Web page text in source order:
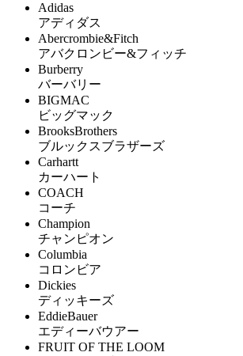
Adidas
アディダス
Abercrombie&Fitch
アバクロンビー&フィッチ
Burberry
バーバリー
BIGMAC
ビッグマック
BrooksBrothers
ブルックスブラザーズ
Carhartt
カーハート
COACH
コーチ
Champion
チャンピオン
Columbia
コロンビア
Dickies
ディッキーズ
EddieBauer
エディーバウアー
FRUIT OF THE LOOM